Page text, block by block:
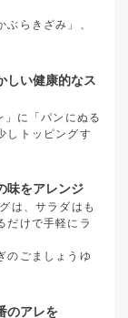
らきざみ」、
しい健康的なス
に「パンにぬる
しトッピングす
味をアレンジ
は、サラダはも
だけで手軽にラ
のごましょうゆ
のアレを